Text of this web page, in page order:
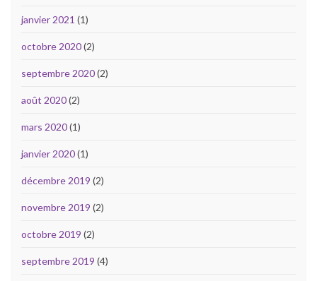
janvier 2021 (1)
octobre 2020(2)
septembre 2020(2)
août 2020(2)
mars 2020(1)
janvier 2020(1)
décembre 2019 (2)
novembre 2019 (2)
octobre 2019 (2)
septembre 2019 (4)